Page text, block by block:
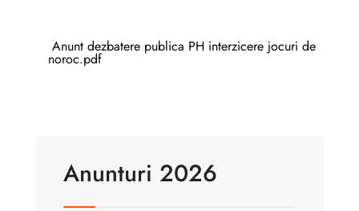
Anunt dezbatere publica PH interzicere jocuri de
noroc.pdf
Anunturi 2026